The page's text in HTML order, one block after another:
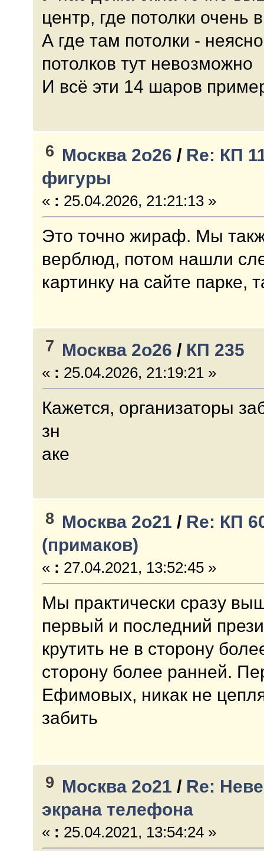
центр, где потолки очень
А где там потолки -
потолков тут невозможно
И всё эти 14 шаров
6 Москва 2о26 / Re: КП
фигуры
« : 25.04.2026, 21:21:13 »
Это точно жираф. Мы
верблюд, потом нашли
картинку на сайте
7 Москва 2о26 / КП 235
« : 25.04.2026, 21:19:21 »
Кажется, организаторы
зн
аке
8 Москва 2о21 / Re: КП
(примаков)
« : 27.04.2021, 13:52:45 »
Мы практически сразу
первый и последний
крутить не в сторону
сторону более ранней.
Ефимовых, никак не
забить
9 Москва 2о21 / Re:
экрана телефона
« : 25.04.2021, 13:54:24 »